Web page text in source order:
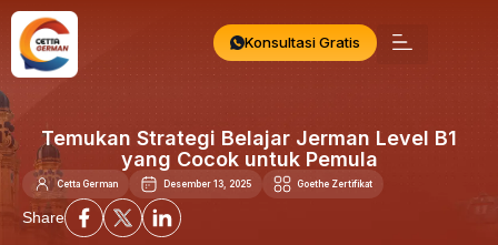
Konsultasi Gratis
Temukan Strategi Belajar Jerman Level B1
yang Cocok untuk Pemula
Cetta German Desember 13, 2025 Goethe Zertifikat
Share